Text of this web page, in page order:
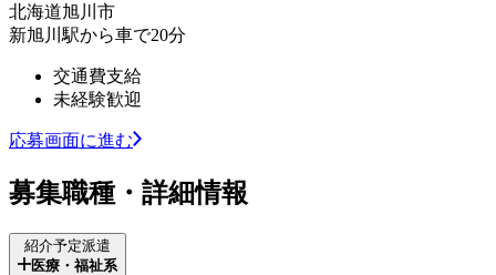
北海道旭川市
新旭川駅から車で20分
交通費支給
未経験歓迎
応募画面に進む
募集職種・詳細情報
紹介予定派遣
医療・福祉系